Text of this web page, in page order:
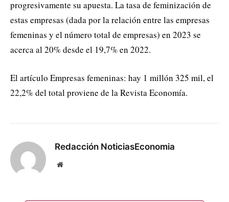
progresivamente su apuesta. La tasa de feminización de
estas empresas (dada por la relación entre las empresas
femeninas y el número total de empresas) en 2023 se
acerca al 20% desde el 19,7% en 2022.
El artículo Empresas femeninas: hay 1 millón 325 mil, el
22,2% del total proviene de la Revista Economía.
Redacción NoticiasEconomia
Website